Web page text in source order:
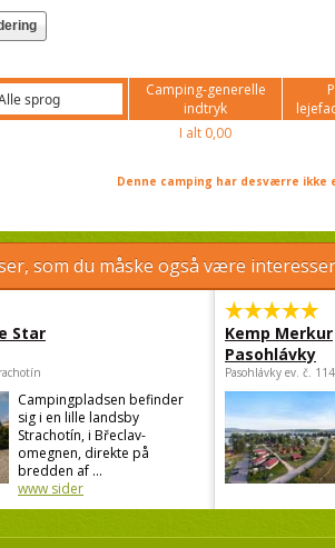
Camping-generelle
indtryk
I alt 0,00
Denne camping har desværre
som du måske også være
Star
Campingpladsen befinder
sig i en lille landsby
Strachotín, i Břeclav-
omegnen, direkte på
bredden af ...
www sider
Kemp Merkur
Pasohlávky
Pasohlávky ev. č.